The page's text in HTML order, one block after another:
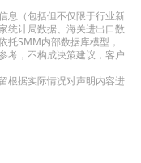
息（包括但不仅限于行业新
统计局数据、海关进出口数
托SMM内部数据库模型，
考，不构成决策建议，客户
根据实际情况对声明内容进